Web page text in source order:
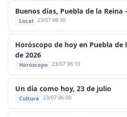
Buenos días, Puebla de la
Local 23/07 08:30
Horóscopo de hoy en Puebla
de 2026
Horóscopo 23/07 06:10
Un día como hoy, 23 de julio
Cultura 23/07 06:00